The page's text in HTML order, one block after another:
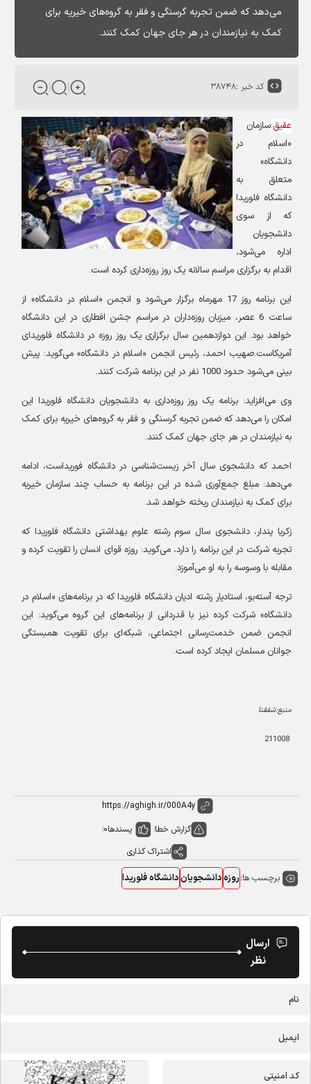
می‌دهد که ضمن تجربه گرسنگی و فقر به گروه‌های خیریه برای
کمک به نیازمندان در هر جای جهان کمک کنند.
کد خبر :۳۸۷۴۸
عقیق:سازمان
«اسلام در
دانشگاه»
متعلق به
دانشگاه فلوریدا
که از سوی
دانشجویان
اداره می‌شود،
اقدام به برگزاری مراسم سالانه یک روز روزه‌داری کرده است.
این برنامه روز 17 مهرماه برگزار می‌شود و انجمن «اسلام در دانشگاه» از
ساعت 6 عصر، میزبان روزه‌داران در مراسم جشن افطاری در این دانشگاه
خواهد بود. این دوازدهمین سال برگزاری یک روز روزه در دانشگاه فلوریدای
آمریکاست.صهیب احمد، رئیس انجمن «اسلام در دانشگاه» می‌گوید: پیش
بینی می‌شود حدود 1000 نفر در این برنامه شرکت کنند
.
وی می‌افزاید: برنامه یک روز روزه‌داری به دانشجویان دانشگاه فلوریدا این
امکان را می‌دهد که ضمن تجربه گرسنگی و فقر به گروه‌های خیریه برای کمک
به نیازمندان در هر جای جهان کمک کنند.
احمد که دانشجوی سال آخر زیست‌شناسی در دانشگاه فوریداست، ادامه
می‌دهد:مبلغ جمع‌آوری شده در این برنامه به حساب چند سازمان خیریه
برای کمک به نیازمندان ریخته خواهد شد.
زکریا پندار، دانشجوی سال سوم رشته علوم بهداشتی دانشگاه فلوریدا که
تجربه شرکت در این برنامه را دارد، می‌گوید: روزه قوای انسان را تقویت کرده و
مقابله با وسوسه را به او می‌آموزد.
ترجه آسته‌بو، استادیار رشته ادیان دانشگاه فلوریدا که در برنامه‌های« اسلام در
دانشگاه» شرکت‌ کرده نیز با قدردانی از برنامه‌های این گروه می‌گوید: این
انجمن ضمن خدمت‌رسانی اجتماعی، شبکه‌ای برای تقویت همبستگی
جوانان مسلمان ایجاد کرده است.
منبع:شفقنا
گزارش خطا پسندها0
اشتراک گذاری
برچسب ها:روزهدانشجویاندانشگاه فلوریدا
ارسال
نظر